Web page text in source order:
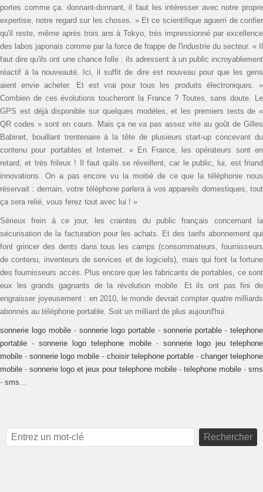
portes comme ça. donnant-donnant, il faut les intéresser avec notre propre
expertise, notre regard sur les choses. » Et ce scientifique aguerri de confier
qu'il reste, même après trois ans à Tokyo, très impressionné par excellence
des labos japonais comme par la force de frappe de l'industrie du secteur. « Il
faut dire qu'ils ont une chance folle : ils adressent à un public incroyablement
réactif à la nouveauté. Ici, il suffit de dire est nouveau pour que les gens
aient envie acheter. Et est vrai pour tous les produits électroniques. »
Combien de ces évolutions toucheront la France ? Toutes, sans doute. Le
GPS est déjà disponible sur quelques modèles, et les premiers tests de «
QR codes » sont en cours. Mais ça ne va pas assez vite au goût de Gilles
Babinet, bouillant trentenaire à la tête de plusieurs start-up concevant du
contenu pour portables et Internet. « En France, les opérateurs sont en
retard, et très frileux ! Il faut quils se réveillent, car le public, lui, est friand
innovations. On a pas encore vu la moitié de ce que la téléphonie nous
réservait : demain, votre téléphone parlera à vos appareils ­domestiques, tout
ça sera relié, vous ferez tout avec lui ! »
Sérieux frein à ce jour, les craintes du public français concernant la
sécurisation de la facturation pour les achats. Et des tarifs abonnement qui
font grincer des dents dans tous les camps (consommateurs, fournisseurs
de contenu, inventeurs de services et de logiciels), mais qui font la fortune
des fournisseurs accès. Plus encore que les fabricants de portables, ce sont
eux les grands gagnants de la révolution mobile. Et ils ont pas fini de
engraisser joyeusement : en 2010, le monde devrait compter quatre milliards
abonnés au téléphone portable. Soit un milliard de plus aujourd'hui.
sonnerie logo mobile - sonnerie logo portable - sonnerie portable - telephone
portable -sonnerie logo telephone mobile- sonnerie logo jeu telephone
mobile -sonnerie logo mobile - choisir telephone portable- changer telephone
mobile - sonnerie logo et jeux pour telephone mobile - telephone mobile - sms
- sms
Rechercher